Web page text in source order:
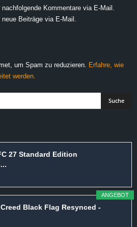
Kommentare via E-Mail.
Beiträge via E-Mail.
um Spam zu reduzieren. Erfahre, wie
werden.
27 Standard Edition
ANGEBOT
Black Flag Resynced -